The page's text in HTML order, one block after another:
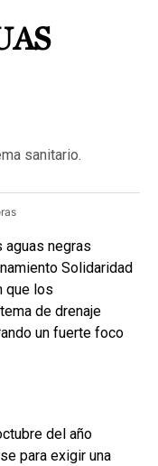
sanitario.
aguas negras
Solidaridad
que los
de drenaje
un fuerte foco
del año
para exigir una